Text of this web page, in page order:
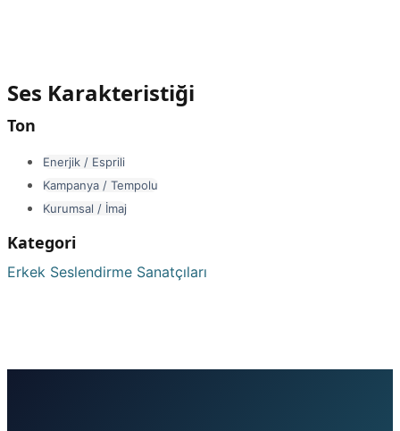
Ses Karakteristiği
Ton
Enerjik / Esprili
Kampanya / Tempolu
Kurumsal / İmaj
Kategori
Erkek Seslendirme Sanatçıları